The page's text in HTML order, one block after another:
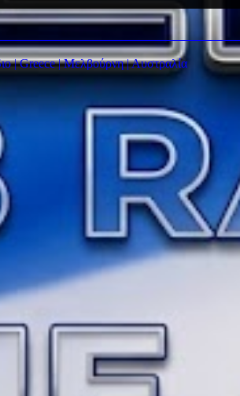
| Greece | Μελβούρνη | Αυστραλία